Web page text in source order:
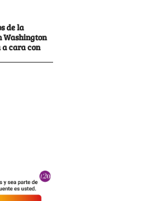
de la
Washington
cara con